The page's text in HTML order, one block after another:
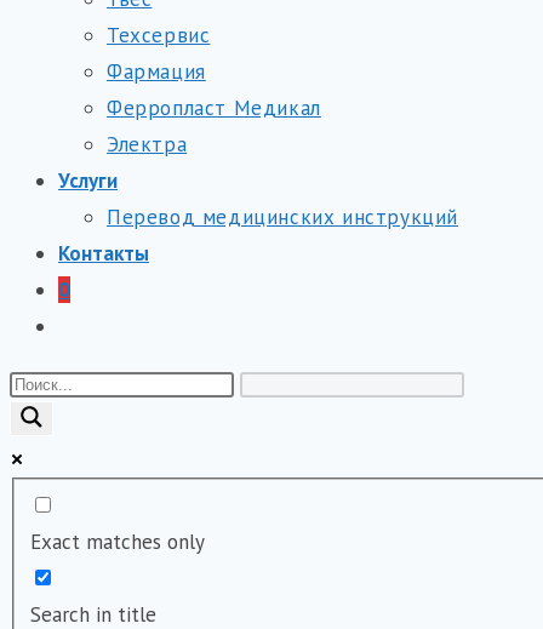
Техсервис
Фармация
Ферропласт Медикал
Электра
Услуги
Перевод медицинских инструкций
Контакты
0
по
Exact matches only
Search in title